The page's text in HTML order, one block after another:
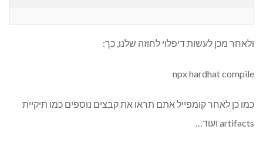
ולאחר מכן לעשות דיפלוי לחוזה שלנו, כך:
npx hardhat compile
כמו כן לאחר קומפייל אתם תראו את קבצים נוספים כמו תיקיית
artifacts ועוד…